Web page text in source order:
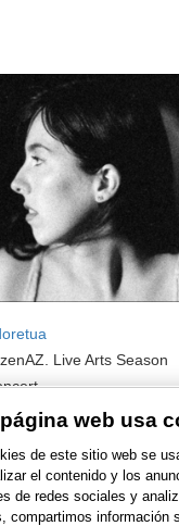
Live Arts Season
web usa
de este sitio web se
el contenido y los
de redes sociales y
compartimos información